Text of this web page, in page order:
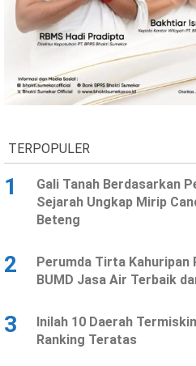
Ekonomi Olahraga
Indeks Birokrasi
Copyright
2026
News
Right
Reserve
TERPOPULER
1
Gali Tanah Berdasarkan
Sejarah Ungkap Mirip
Beteng
2
Perumda Tirta Kahuripan
BUMD Jasa Air Terbaik
3
Inilah 10 Daerah
Ranking Teratas